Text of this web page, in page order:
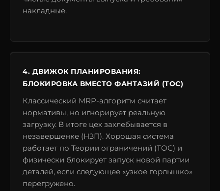
накладные.
4. ДВИЖОК ПЛАНИРОВАНИЯ:
БЛОКИРОВКА ВМЕСТО ФАНТАЗИЙ (TOC)
Классический MRP-алгоритм считает
нормативы, но игнорирует реальную
загрузку. В итоге цех захлебывается в
незавершенке (НЗП). Хорошая система
работает по Теории ограничений (TOC) и
физически блокирует запуск новой партии
деталей, если следующее «узкое горлышко»
перегружено.